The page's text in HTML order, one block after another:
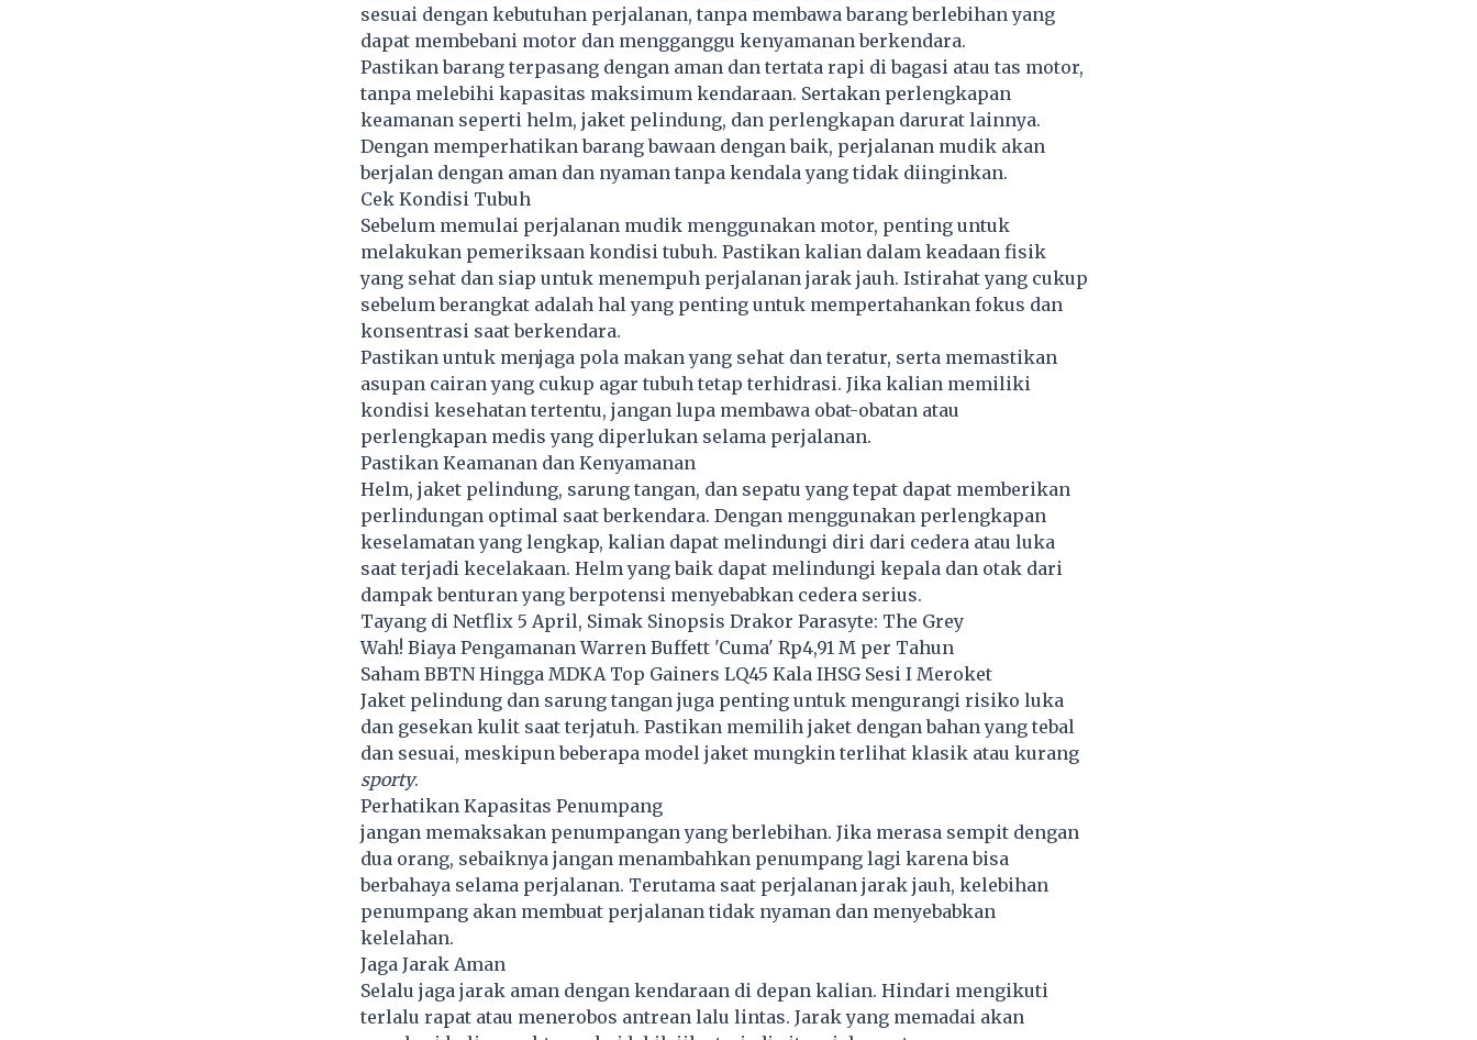
sesuai dengan kebutuhan perjalanan, tanpa membawa barang berlebihan yang
dapat membebani motor dan mengganggu kenyamanan berkendara.
Pastikan barang terpasang dengan aman dan tertata rapi di bagasi atau tas motor,
tanpa melebihi kapasitas maksimum kendaraan. Sertakan perlengkapan
keamanan seperti helm, jaket pelindung, dan perlengkapan darurat lainnya.
Dengan memperhatikan barang bawaan dengan baik, perjalanan mudik akan
berjalan dengan aman dan nyaman tanpa kendala yang tidak diinginkan.
Cek Kondisi Tubuh
Sebelum memulai perjalanan mudik menggunakan motor, penting untuk
melakukan pemeriksaan kondisi tubuh. Pastikan kalian dalam keadaan fisik
yang sehat dan siap untuk menempuh perjalanan jarak jauh. Istirahat yang cukup
sebelum berangkat adalah hal yang penting untuk mempertahankan fokus dan
konsentrasi saat berkendara.
Pastikan untuk menjaga pola makan yang sehat dan teratur, serta memastikan
asupan cairan yang cukup agar tubuh tetap terhidrasi. Jika kalian memiliki
kondisi kesehatan tertentu, jangan lupa membawa obat-obatan atau
perlengkapan medis yang diperlukan selama perjalanan.
Pastikan Keamanan dan Kenyamanan
Helm, jaket pelindung, sarung tangan, dan sepatu yang tepat dapat memberikan
perlindungan optimal saat berkendara. Dengan menggunakan perlengkapan
keselamatan yang lengkap, kalian dapat melindungi diri dari cedera atau luka
saat terjadi kecelakaan. Helm yang baik dapat melindungi kepala dan otak dari
dampak benturan yang berpotensi menyebabkan cedera serius.
Tayang di Netflix 5 April, Simak Sinopsis Drakor Parasyte: The Grey
Wah! Biaya Pengamanan Warren Buffett 'Cuma' Rp4,91 M per Tahun
Saham BBTN Hingga MDKA Top Gainers LQ45 Kala IHSG Sesi I Meroket
Jaket pelindung dan sarung tangan juga penting untuk mengurangi risiko luka
dan gesekan kulit saat terjatuh. Pastikan memilih jaket dengan bahan yang tebal
dan sesuai, meskipun beberapa model jaket mungkin terlihat klasik atau kurang
sporty.
Perhatikan Kapasitas Penumpang
jangan memaksakan penumpangan yang berlebihan. Jika merasa sempit dengan
dua orang, sebaiknya jangan menambahkan penumpang lagi karena bisa
berbahaya selama perjalanan. Terutama saat perjalanan jarak jauh, kelebihan
penumpang akan membuat perjalanan tidak nyaman dan menyebabkan
kelelahan.
Jaga Jarak Aman
Selalu jaga jarak aman dengan kendaraan di depan kalian. Hindari mengikuti
terlalu rapat atau menerobos antrean lalu lintas. Jarak yang memadai akan